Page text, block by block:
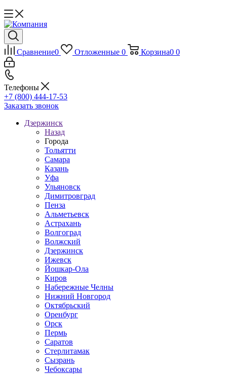
Сравнение0 Отложенные 0 Корзина0 0
Телефоны
+7 (800) 444-17-53
Заказать звонок
Дзержинск
Назад
Города
Тольятти
Самара
Казань
Уфа
Ульяновск
Димитровград
Пенза
Альметьевск
Астрахань
Волгоград
Волжский
Дзержинск
Ижевск
Йошкар-Ола
Киров
Набережные Челны
Нижний Новгород
Октябрьский
Оренбург
Орск
Пермь
Саратов
Стерлитамак
Сызрань
Чебоксары